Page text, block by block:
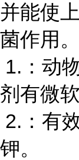
并能使
菌作用。
1.：动
剂有微
2.：有
钾。